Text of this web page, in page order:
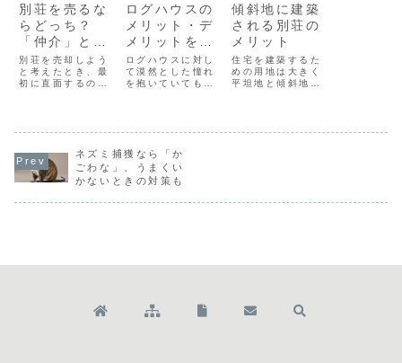
別荘を売るな
らどっち？
「仲介」と
「買取」の違
いと成功の秘
訣とは
別荘を売却しよう
と考えたとき、最
初に直面するのが
的なマイホームと
は市場の動きが全
く異なります。そ
れぞれの種類ごと
ログハウスの
メリット・デ
メリットを知
る
ログハウスに対し
て漠然とした憧れ
を抱いていても、
ウスと長い期間に
わたって付き合い
続けなければなり
ませんので、メリ
傾斜地に建築
される別荘の
メリット
住宅を建築するた
めの用地は大きく
平坦地と傾斜地の
ネズミ捕獲なら「か
ごわな」、うまくい
かないときの対策も